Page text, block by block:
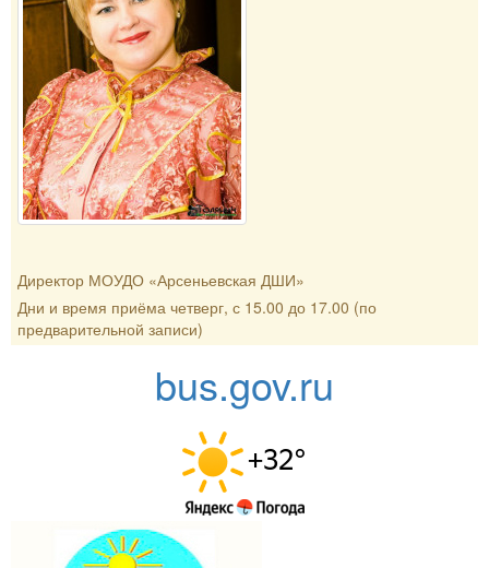
Директор МОУДО «Арсеньевская ДШИ»
Дни и время приёма четверг, с 15.00 до 17.00 (по
предварительной записи)
bus.gov.ru